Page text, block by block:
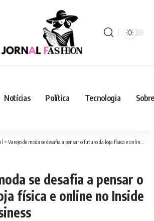
Notícias Política Tecnologia
> Varejo de moda se desafia a pensar o futuro da loja física e online no Inside Fashion Business
se desafia a pensar o
física e online no Inside